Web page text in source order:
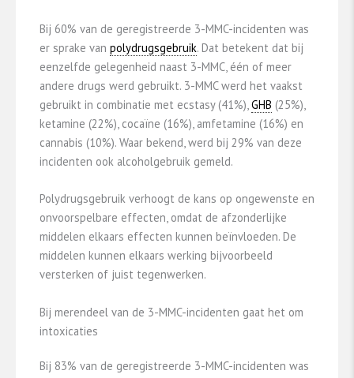
Bij 60% van de geregistreerde 3-MMC-incidenten was
er sprake van polydrugsgebruik. Dat betekent dat bij
eenzelfde gelegenheid naast 3-MMC, één of meer
andere drugs werd gebruikt. 3-MMC werd het vaakst
gebruikt in combinatie met ecstasy (41%),GHB (25%),
ketamine (22%), cocaïne (16%), amfetamine (16%) en
cannabis (10%). Waar bekend, werd bij 29% van deze
incidenten ook alcoholgebruik gemeld.
Polydrugsgebruik verhoogt de kans op ongewenste en
onvoorspelbare effecten, omdat de afzonderlijke
middelen elkaars effecten kunnen beïnvloeden. De
middelen kunnen elkaars werking bijvoorbeeld
versterken of juist tegenwerken.
Bij merendeel van de 3-MMC-incidenten gaat het om
intoxicaties
Bij 83% van de geregistreerde 3-MMC-incidenten was